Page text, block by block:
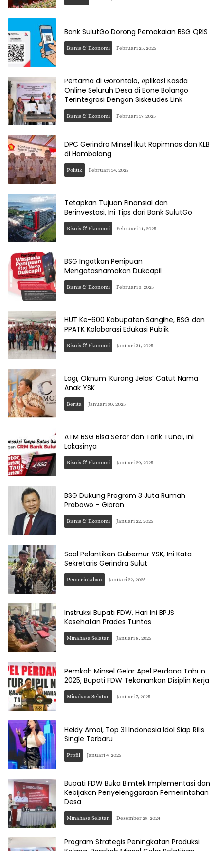
Bank SulutGo Dorong Pemakaian BSG QRIS
Bisnis & Ekonomi Februari 25, 2025
Pertama di Gorontalo, Aplikasi Kasda
Online Seluruh Desa di Bone Bolango
Terintegrasi Dengan Siskeudes Link
Bisnis & Ekonomi Februari 17, 2025
DPC Gerindra Minsel Ikut Rapimnas dan KLB
di Hambalang
Politik Februari 14, 2025
Tetapkan Tujuan Finansial dan
Berinvestasi, Ini Tips dari Bank SulutGo
Bisnis & Ekonomi Februari 11, 2025
BSG Ingatkan Penipuan
Mengatasnamakan Dukcapil
Bisnis & Ekonomi Februari 3, 2025
HUT Ke-600 Kabupaten Sangihe, BSG dan
PPATK Kolaborasi Edukasi Publik
Bisnis & Ekonomi Januari 31, 2025
Lagi, Oknum ‘Kurang Jelas’ Catut Nama
Anak YSK
Berita Januari 30, 2025
ATM BSG Bisa Setor dan Tarik Tunai, Ini
Lokasinya
Bisnis & Ekonomi Januari 29, 2025
BSG Dukung Program 3 Juta Rumah
Prabowo – Gibran
Bisnis & Ekonomi Januari 22, 2025
Soal Pelantikan Gubernur YSK, Ini Kata
Sekretaris Gerindra Sulut
Pemerintahan Januari 22, 2025
Instruksi Bupati FDW, Hari Ini BPJS
Kesehatan Prades Tuntas
Minahasa Selatan Januari 8, 2025
Pemkab Minsel Gelar Apel Perdana Tahun
2025, Bupati FDW Tekanankan Disiplin Kerja
Minahasa Selatan Januari 7, 2025
Heidy Amoi, Top 31 Indonesia Idol Siap Rilis
Single Terbaru
Profil Januari 4, 2025
Bupati FDW Buka Bimtek Implementasi dan
Kebijakan Penyelenggaraan Pemerintahan
Desa
Minahasa Selatan Desember 29, 2024
Program Strategis Peningkatan Produksi